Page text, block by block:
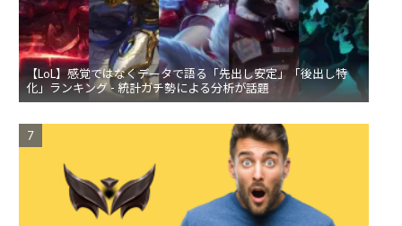
【LoL】感覚ではなくデータで語る「先出し安定」「後出し特
化」ランキング - 統計ガチ勢による分析が話題